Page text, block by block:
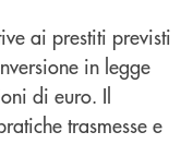
ai prestiti previsti
in legge
di euro. Il
trasmesse e